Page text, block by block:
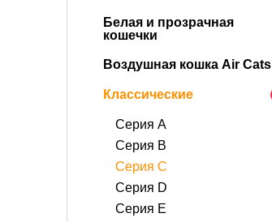
Белая и прозрачная
кошечки
Воздушная кошка Air Cats
Классические
Серия A
Серия B
Серия C
Серия D
Серия E